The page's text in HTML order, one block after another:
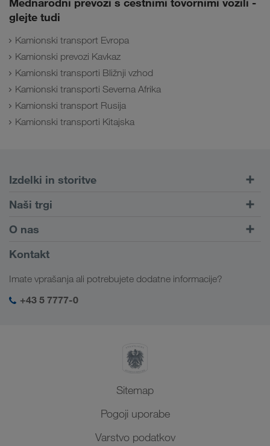
glejte tudi
Kamionski transport Evropa
Kamionski prevozi Kavkaz
Kamionski transporti Bližnji vzhod
Kamionski transporti Severna Afrika
Kamionski transport Rusija
Kamionski transporti Kitajska
Izdelki in storitve
Cestni prevozi
Portal za stranke CONNECT
Digitalne rešitve
Rešitve za posamezne panoge
Naši trgi
Evropa
Kavkaz
Osrednja Azija
Bližnji Vzhod
O nas
Informacije o podjetju
Družbena odgovornost
SHEQ-management
Kontakt
Imate vprašanja ali potrebujete dodatne informacije?
+43 5 7777-0
Sitemap
Pogoji uporabe
Varstvo podatkov